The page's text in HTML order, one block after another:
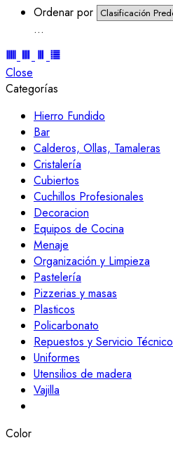
Ordenar por
...
Close
Categorías
Hierro Fundido
Bar
Calderos, Ollas, Tamaleras
Cristalería
Cubiertos
Cuchillos Profesionales
Decoracion
Equipos de Cocina
Menaje
Organización y Limpieza
Pastelería
Pizzerias y masas
Plasticos
Policarbonato
Repuestos y Servicio Técnico
Uniformes
Utensilios de madera
Vajilla
Color